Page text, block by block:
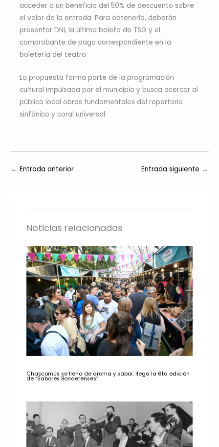
acceder a un beneficio del 50% de descuento sobre
el valor de la entrada. Para obtenerlo, deberán
presentar DNI, la última boleta de TSG y el
comprobante de pago correspondiente en la
boletería del teatro.
La propuesta forma parte de la programación
cultural impulsada por el municipio y busca acercar al
público local obras fundamentales del repertorio
sinfónico y coral universal.
← Entrada anterior Entrada siguiente →
Noticias relacionadas
Chascomús se llena de aroma y sabor: llega la 6ta edición
de “Sabores Bonaerenses”